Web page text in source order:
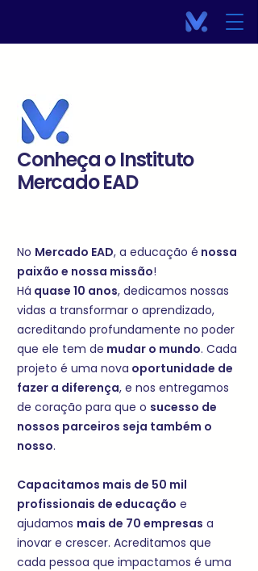
Conheça o Instituto
Mercado EAD
No Mercado EAD, a educação é nossa
paixão e nossa missão!
Há quase 10 anos, dedicamos nossas
vidas a transformar o aprendizado,
acreditando profundamente no poder
que ele tem de mudar o mundo. Cada
projeto é uma nova oportunidade de
fazer a diferença, e nos entregamos
de coração para que o sucesso de
nossos parceiros seja também o
nosso.
Capacitamos mais de 50 mil
profissionais de educação e
ajudamos mais de 70 empresas a
inovar e crescer. Acreditamos que
cada pessoa que impactamos é uma